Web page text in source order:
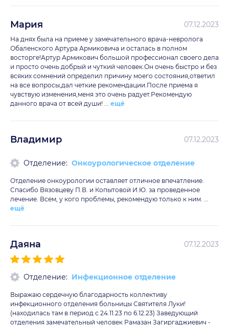
Мария 07.12.2023
На днях была на приеме у замечательного врача-невролога
Обаленского Артура Армиковича и осталась в полном
восторге!Артур Армикович большой профессионал своего дела
и просто очень добрый и чуткий человек.Он очень быстро и без
всяких сомнений определил причину моего состояния,ответил
на все вопросы,дал четкие рекомендации.После приема я
чувствую изменения,меня это очень радует.Рекомендую
данного врача от всей души! ... ещё
Владимир 07.12.2023
Отделение: Онкоурологическое отделение
Отделение онкоурологии оставляет отличное впечатление.
Спасибо Вязовцеву П.В. и Копытовой И.Ю. за проведенное
лечение. Всем, у кого проблемы, рекомендую только к ним. ...
ещё
Даяна 07.12.2023
Отделение: Инфекционное отделение
Выражаю сердечную благодарность коллективу
инфекционного отделения больницы Святителя Луки!
(находилась там в период с 24.11.23 по 6.12.23) Заведующий
отделения замечательный человек Рамазан Загиргаджиевич -